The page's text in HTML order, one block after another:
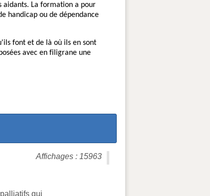
aidants. La formation a pour
handicap ou de dépendance
font et de là où ils en sont
avec en filigrane une
Affichages : 15963
qui